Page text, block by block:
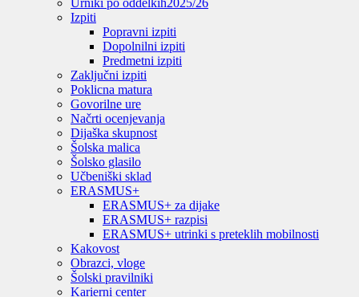
Urniki po oddelkih2025/26
Izpiti
Popravni izpiti
Dopolnilni izpiti
Predmetni izpiti
Zaključni izpiti
Poklicna matura
Govorilne ure
Načrti ocenjevanja
Dijaška skupnost
Šolska malica
Šolsko glasilo
Učbeniški sklad
ERASMUS+
ERASMUS+ za dijake
ERASMUS+ razpisi
ERASMUS+ utrinki s preteklih mobilnosti
Kakovost
Obrazci, vloge
Šolski pravilniki
Karierni center